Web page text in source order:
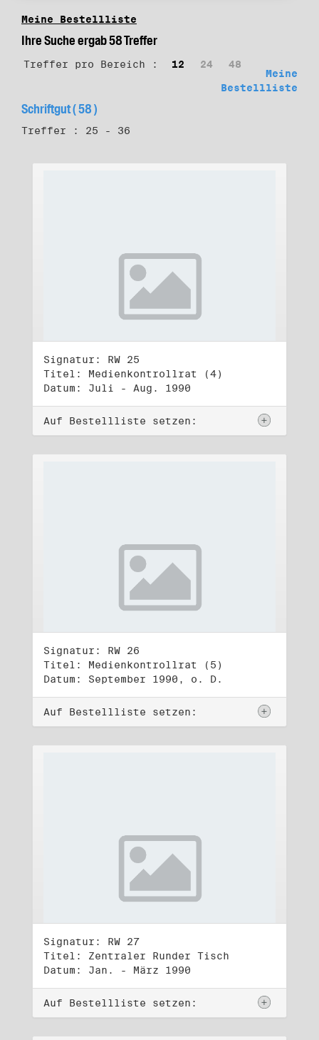
Meine Bestellliste
Ihre Suche ergab 58 Treffer
Treffer pro Bereich : 12 24
48
Meine
Bestellliste
Schriftgut ( 58 )
Treffer : 25 - 36
Signatur: RW 25
Titel: Medienkontrollrat (4)
Datum: Juli - Aug. 1990
Auf Bestellliste setzen:
Signatur: RW 26
Titel: Medienkontrollrat (5)
Datum: September 1990, o. D.
Auf Bestellliste setzen:
Signatur: RW 27
Titel: Zentraler Runder Tisch
Datum: Jan. - März 1990
Auf Bestellliste setzen: